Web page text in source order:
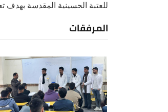
للعتبة الحسينية المقدسة بهدف
المرفقات